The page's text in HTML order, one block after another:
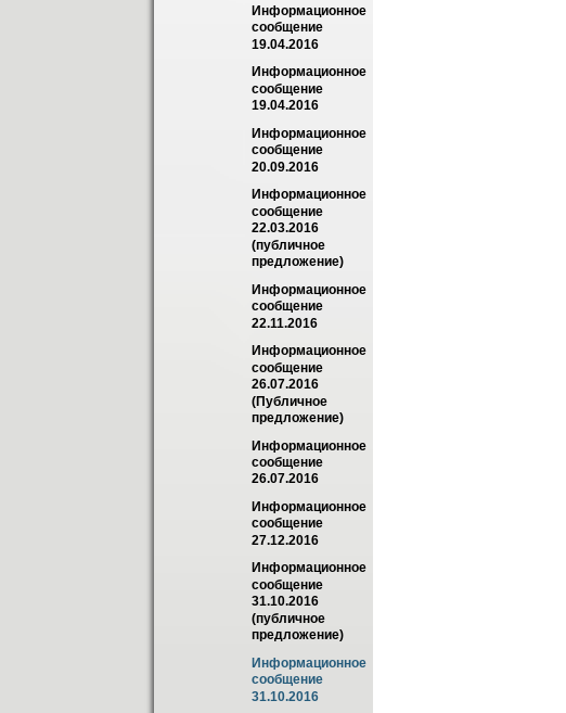
Информационное
сообщение
19.04.2016
Информационное
сообщение
19.04.2016
Информационное
сообщение
20.09.2016
Информационное
сообщение
22.03.2016
(публичное
предложение)
Информационное
сообщение
22.11.2016
Информационное
сообщение
26.07.2016
(Публичное
предложение)
Информационное
сообщение
26.07.2016
Информационное
сообщение
27.12.2016
Информационное
сообщение
31.10.2016
(публичное
предложение)
Информационное
сообщение
31.10.2016